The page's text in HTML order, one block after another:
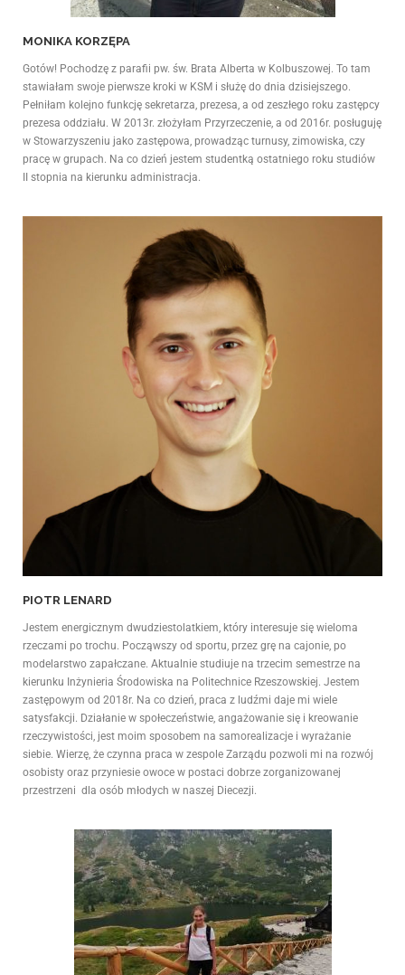
MONIKA KORZĘPA
Gotów! Pochodzę z parafii pw. św. Brata Alberta w Kolbuszowej. To tam
stawiałam swoje pierwsze kroki w KSM i służę do dnia dzisiejszego.
Pełniłam kolejno funkcję sekretarza, prezesa, a od zeszłego roku zastępcy
prezesa oddziału. W 2013r. złożyłam Przyrzeczenie, a od 2016r. posługuję
w Stowarzyszeniu jako zastępowa, prowadząc turnusy, zimowiska, czy
pracę w grupach. Na co dzień jestem studentką ostatniego roku studiów
II stopnia na kierunku administracja.
PIOTR LENARD
Jestem energicznym dwudziestolatkiem, który interesuje się wieloma
rzeczami po trochu. Począwszy od sportu, przez grę na cajonie, po
modelarstwo zapałczane. Aktualnie studiuje na trzecim semestrze na
kierunku Inżynieria Środowiska na Politechnice Rzeszowskiej. Jestem
zastępowym od 2018r. Na co dzień, praca z ludźmi daje mi wiele
satysfakcji. Działanie w społeczeństwie, angażowanie się i kreowanie
rzeczywistości, jest moim sposobem na samorealizacje i wyrażanie
siebie. Wierzę, że czynna praca w zespole Zarządu pozwoli mi na rozwój
osobisty oraz przyniesie owoce w postaci dobrze zorganizowanej
przestrzeni dla osób młodych w naszej Diecezji.